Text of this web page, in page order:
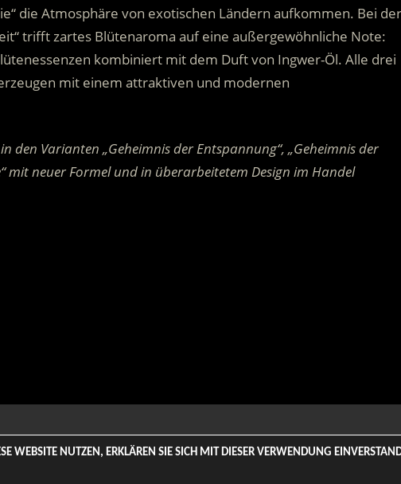
die Atmosphäre von exotischen Ländern aufkommen. Bei der
trifft zartes Blütenaroma auf eine außergewöhnliche Note:
kombiniert mit dem Duft von Ingwer-Öl. Alle drei
mit einem attraktiven und modernen
den Varianten „Geheimnis der Entspannung“, „Geheimnis der
mit neuer Formel und in überarbeitetem Design im Handel
All Rights Reserved. | Based on WordPress-Theme: Tortuga von
WEBSITE NUTZEN, ERKLÄREN SIE SICH MIT DIESER VERWENDUNG